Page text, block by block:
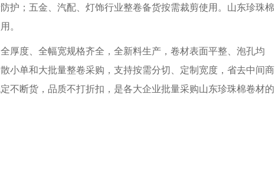
护；五金、汽配、灯饰行业整卷备货按需裁剪使用。山东珍珠棉
。
厚度、全幅宽规格齐全，全新料生产，卷材表面平整、泡孔均
小单和大批量整卷采购，支持按需分切、定制宽度，省去中间商
不断货，品质不打折扣，是各大企业批量采购山东珍珠棉卷材的